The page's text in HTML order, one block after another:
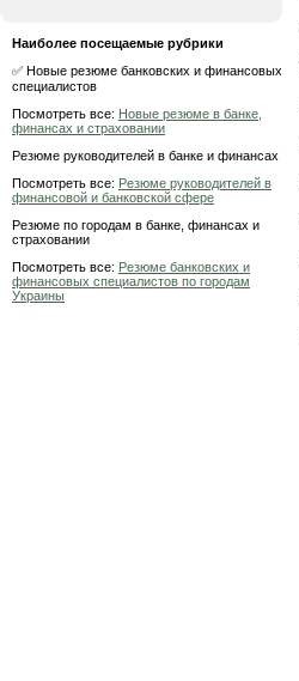
Наиболее посещаемые рубрики
✅ Новые резюме банковских и финансовых
специалистов
Посмотреть все: Новые резюме в банке,
финансах и страховании
Резюме руководителей в банке и финансах
Посмотреть все: Резюме руководителей в
финансовой и банковской сфере
Резюме по городам в банке, финансах и
страховании
Посмотреть все: Резюме банковских и
финансовых специалистов по городам
Украины